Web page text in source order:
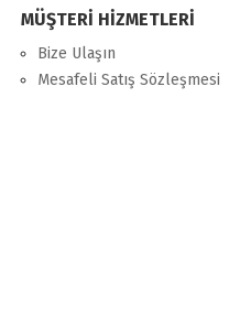
MÜŞTERİ HİZMETLERİ
Bize Ulaşın
Mesafeli Satış Sözleşmesi